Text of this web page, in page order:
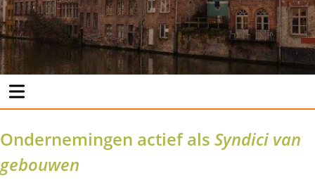
Ondernemingen actief als Syndici van
gebouwen